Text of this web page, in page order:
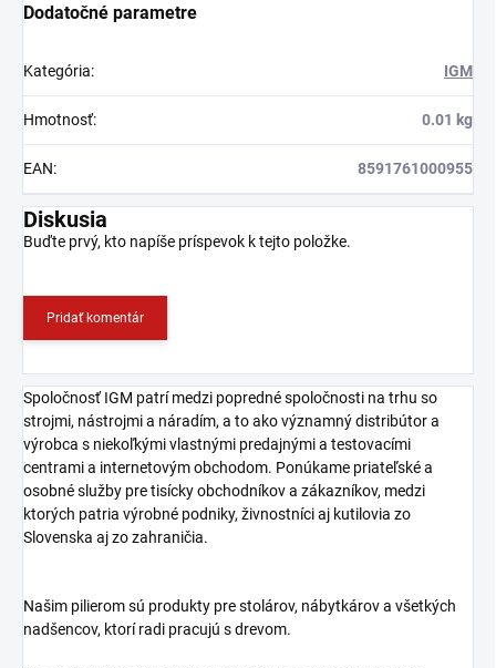
Dodatočné parametre
Kategória: IGM
Hmotnosť: 0.01 kg
EAN: 8591761000955
Diskusia
Buďte prvý, kto napíše príspevok k tejto položke.
Pridať komentár
Spoločnosť IGM patrí medzi popredné spoločnosti na trhu so
strojmi, nástrojmi a náradím, a to ako významný distribútor a
výrobca s niekoľkými vlastnými predajnými a testovacími
centrami a internetovým obchodom. Ponúkame priateľské a
osobné služby pre tisícky obchodníkov a zákazníkov, medzi
ktorých patria výrobné podniky, živnostníci aj kutilovia zo
Slovenska aj zo zahraničia.
Našim pilierom sú produkty pre stolárov, nábytkárov a všetkých
nadšencov, ktorí radi pracujú s drevom.